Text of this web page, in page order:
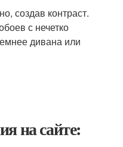
создав контраст.
с нечетко
дивана или
на сайте: